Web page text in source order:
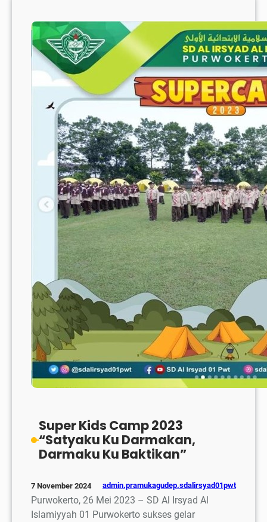
dari
Kuku
yang
Bersih”
Super Kids Camp 2023
“Satyaku Ku Darmakan,
Darmaku Ku Baktikan”
7 November 2024 admin.pramukagudep.sdalirsyad01pwt
Purwokerto, 26 Mei 2023 – SD Al Irsyad Al
Islamiyyah 01 Purwokerto sukses gelar